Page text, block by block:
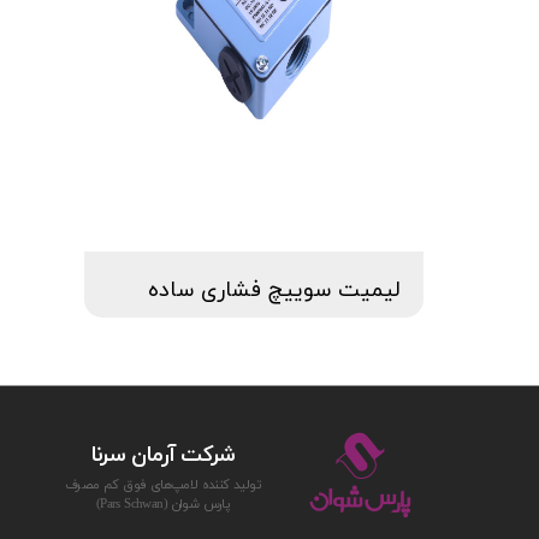
لیمیت سوییچ فشاری ساده
شركت آرمان سرنا
توليد كننده لامپ‌های فوق كم مصرف
پارس‌ شوان (Pars Schwan)